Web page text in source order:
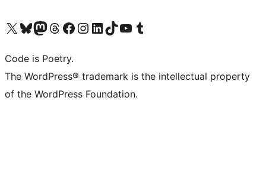
Navštivte náš účet na X (dříve Twitter)
Navštivte náš Bluesky účetNavštivte náš účet Mastodon
Navštivte náš Threads účetNavštivte naši stránku na Facebooku
Navštivte náš Instagram účetNavštivte náš LinkedIn účetNavštivte náš TikTok účetNavštivte náš YouTube kanálNavštivte náš Tumblr účet
Code is Poetry.
The WordPress® trademark is the intellectual property
of the WordPress Foundation.